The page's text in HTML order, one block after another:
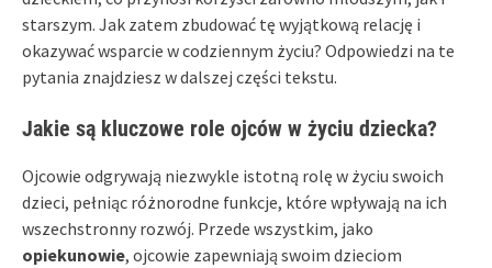
starszym. Jak zatem zbudować tę wyjątkową relację i
okazywać wsparcie w codziennym życiu? Odpowiedzi na te
pytania znajdziesz w dalszej części tekstu.
Jakie są kluczowe role ojców w życiu dziecka?
Ojcowie odgrywają niezwykle istotną rolę w życiu swoich
dzieci, pełniąc różnorodne funkcje, które wpływają na ich
wszechstronny rozwój. Przede wszystkim, jako
opiekunowie, ojcowie zapewniają swoim dzieciom